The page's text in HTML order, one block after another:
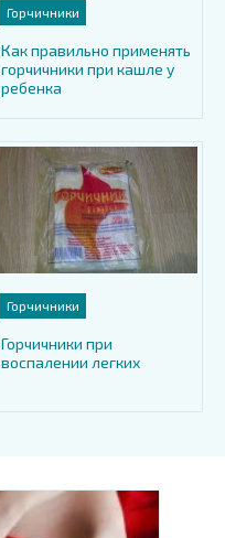
Горчичники
Как правильно применять
горчичники при кашле у
ребенка
Горчичники
Горчичники при
воспалении легких